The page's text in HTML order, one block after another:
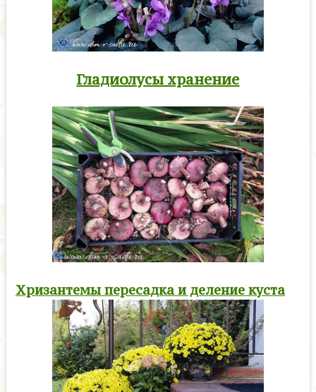
Гладиолусы хранение
Хризантемы пересадка и деление куста